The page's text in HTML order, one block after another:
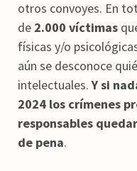
otros convoyes. En
de 2.000 víctimas
físicas y/o
aún se desconoce
intelectuales.Y si
2024 los crímenes
responsables
de pena.